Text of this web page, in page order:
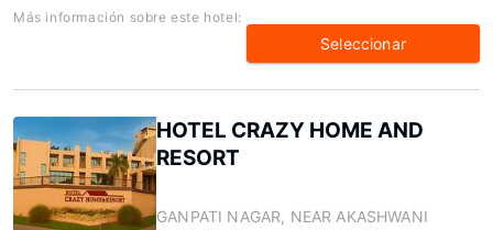
Más información sobre este hotel:
Seleccionar
HOTEL CRAZY HOME AND
RESORT
GANPATI NAGAR, NEAR AKASHWANI